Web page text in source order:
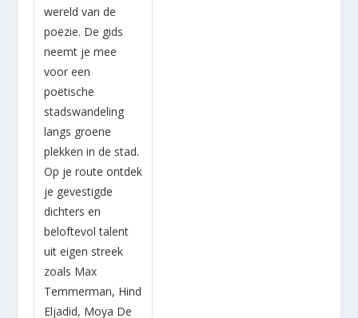
wereld van de
poëzie. De gids
neemt je mee
voor een
poëtische
stadswandeling
langs groene
plekken in de stad.
Op je route ontdek
je gevestigde
dichters en
beloftevol talent
uit eigen streek
zoals Max
Temmerman, Hind
Eljadid, Moya De